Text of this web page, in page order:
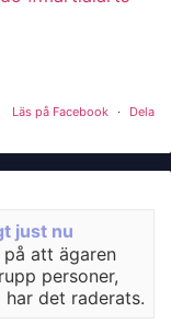
Läs på Facebook · Dela
just nu
att ägaren
personer,
det raderats.